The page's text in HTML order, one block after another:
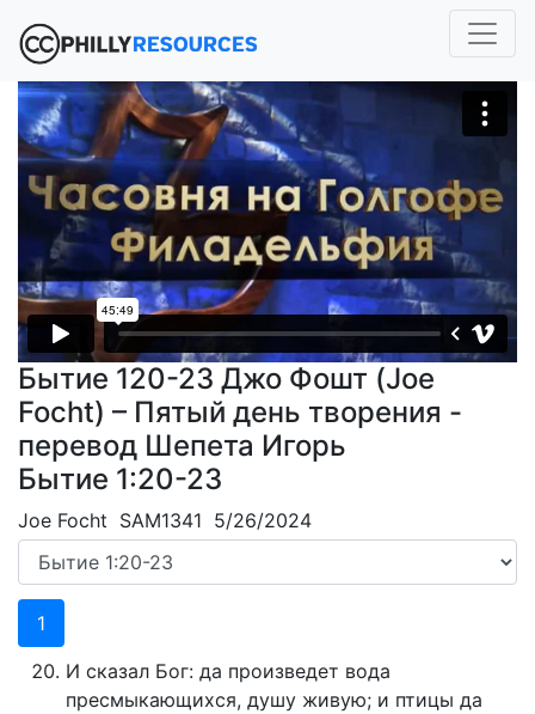
Бытие 120-23 Джо Фошт (Joe
Focht) – Пятый день творения -
перевод Шепета Игорь
Бытие 1:20-23
Joe Focht SAM1341 5/26/2024
1
И сказал Бог: да произведет вода
пресмыкающихся, душу живую; и птицы да